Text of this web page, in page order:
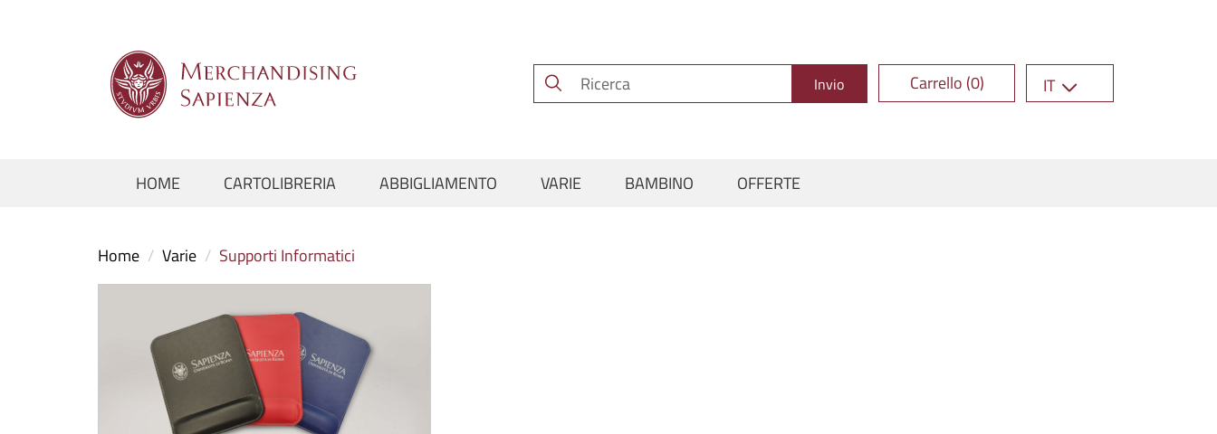
Invio Carrello (0) IT
HOME CARTOLIBRERIA ABBIGLIAMENTO VARIE BAMBINO OFFERTE
Home / Varie / Supporti Informatici